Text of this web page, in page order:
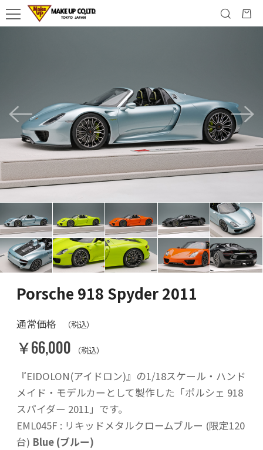
Porsche 918 Spyder 2011
通常価格 （税込）
￥66,000 （税込）
『EIDOLON(アイドロン)』の1/18スケール・ハンド
メイド・モデルカーとして製作した「ポルシェ 918
スパイダー 2011」です。
EML045F : リキッドメタルクロームブルー (限定120
台) Blue (ブルー)